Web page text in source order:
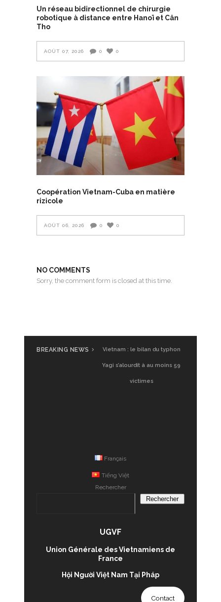
Un réseau bidirectionnel de chirurgie
robotique à distance entre Hanoï et Cân
Tho
AOÛT 07, 2026 0 0
Coopération Vietnam-Cuba en matière
rizicole
AOÛT 06, 2026 0 0
NO COMMENTS
Sorry, the comment form is closed at this time.
BREAKING NEWS Vietnam : le bilan du typhon
Yagi s’alourdit à au moins 59
victimes
Français
Tiếng Việt
Rechercher
Rechercher
UGVF
Union Générale des Vietnamiens de
France
Hội Người Việt Nam Tại Pháp
Contact